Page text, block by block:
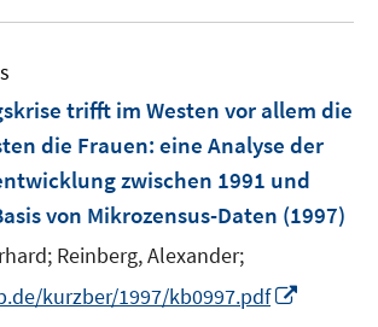
n
u
F
e
n
s
t
e
ö
trifft im Westen vor allem die
die Frauen: eine Analyse der
zwischen 1991 und
von Mikrozensus-Daten (1997)
Reinberg, Alexander;
kurzber/1997/kb0997.pdf